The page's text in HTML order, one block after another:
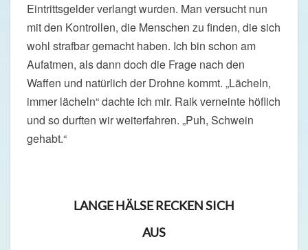
Eintrittsgelder verlangt wurden. Man versucht nun
mit den Kontrollen, die Menschen zu finden, die sich
wohl strafbar gemacht haben. Ich bin schon am
Aufatmen, als dann doch die Frage nach den
Waffen und natürlich der Drohne kommt. „Lächeln,
immer lächeln“ dachte ich mir. Raik verneinte höflich
und so durften wir weiterfahren. „Puh, Schwein
gehabt.“
LANGE HÄLSE RECKEN SICH
AUS